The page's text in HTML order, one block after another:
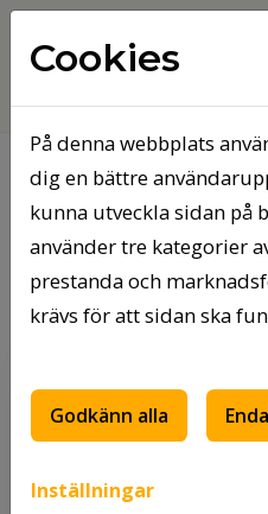
Mina sidor
Mina sidor
Mobilt BankID
Cookies
På denna webbplats
dig en bättre
kunna utveckla sidan på
använder tre kategorier
prestanda och
krävs för att sidan ska
Godkänn alla
Inställningar